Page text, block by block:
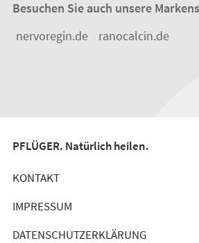
Besuchen Sie auch unsere
nervoregin.de
ranocalcin.de
PFLÜGER. Natürlich heilen.
KONTAKT
IMPRESSUM
DATENSCHUTZERKLÄRUNG